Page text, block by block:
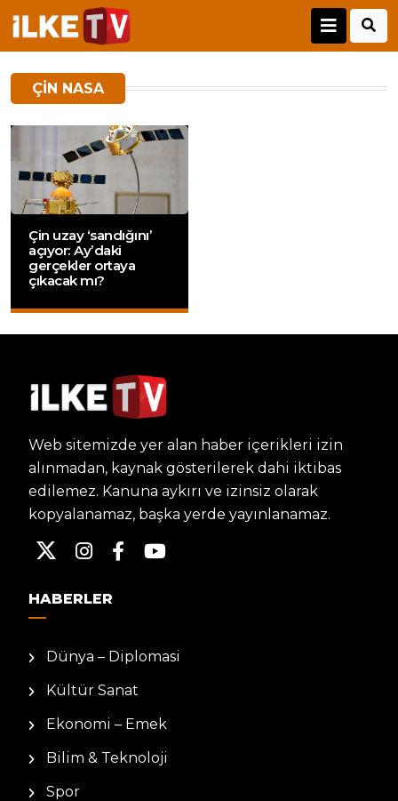
ÇIN NASA
Çin uzay ‘sandığını’
açıyor: Ay’daki
gerçekler ortaya
çıkacak mı?
Web sitemizde yer alan haber içerikleri izin
alınmadan, kaynak gösterilerek dahi iktibas
edilemez. Kanuna aykırı ve izinsiz olarak
kopyalanamaz, başka yerde yayınlanamaz.
HABERLER
Dünya – Diplomasi
Kültür Sanat
Ekonomi – Emek
Bilim & Teknoloji
Spor